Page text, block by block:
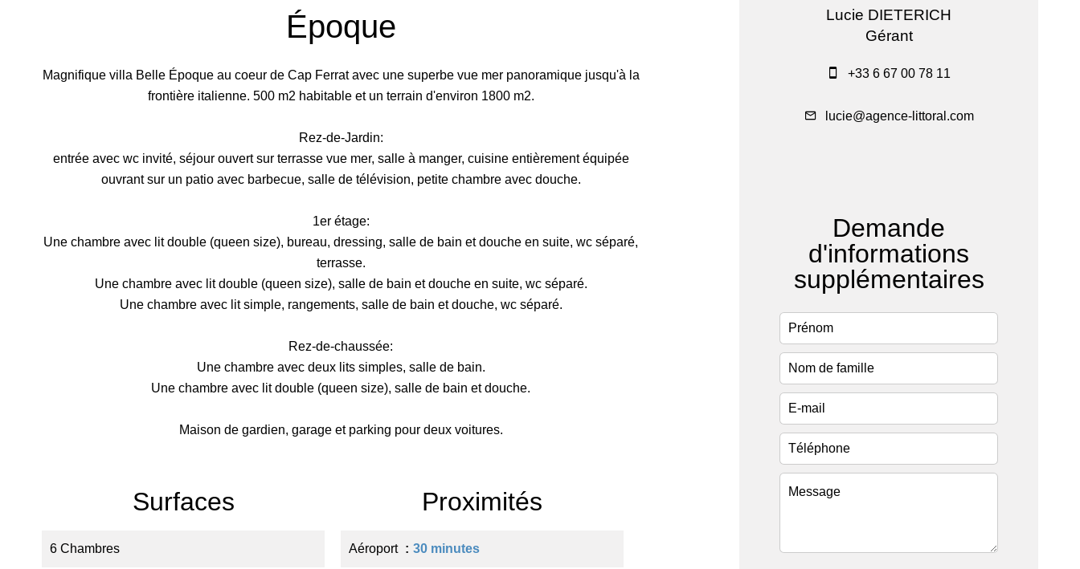
Époque
Magnifique villa Belle Époque au coeur de Cap Ferrat avec une superbe vue mer panoramique jusqu'à la
frontière italienne. 500 m2 habitable et un terrain d'environ 1800 m2.
Rez-de-Jardin:
entrée avec wc invité, séjour ouvert sur terrasse vue mer, salle à manger, cuisine entièrement équipée
ouvrant sur un patio avec barbecue, salle de télévision, petite chambre avec douche.
1er étage:
Une chambre avec lit double (queen size), bureau, dressing, salle de bain et douche en suite, wc séparé,
terrasse.
Une chambre avec lit double (queen size), salle de bain et douche en suite, wc séparé.
Une chambre avec lit simple, rangements, salle de bain et douche, wc séparé.
Rez-de-chaussée:
Une chambre avec deux lits simples, salle de bain.
Une chambre avec lit double (queen size), salle de bain et douche.
Maison de gardien, garage et parking pour deux voitures.
Surfaces
6 Chambres
Proximités
Aéroport 30 minutes
Lucie DIETERICH
Gérant
+33 6 67 00 78 11
lucie@agence-littoral.com
Demande
d'informations
supplémentaires